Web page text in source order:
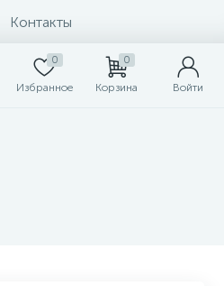
Контакты
0
Избранное
0
Корзина Войти